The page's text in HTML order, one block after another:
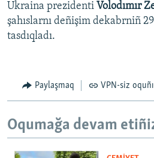
Ukraina prezidenti Volodımır
şahıslarnı deñişim dekabrniñ
tasdıqladı.
Paylaşmaq VPN-siz
Oqumağa devam